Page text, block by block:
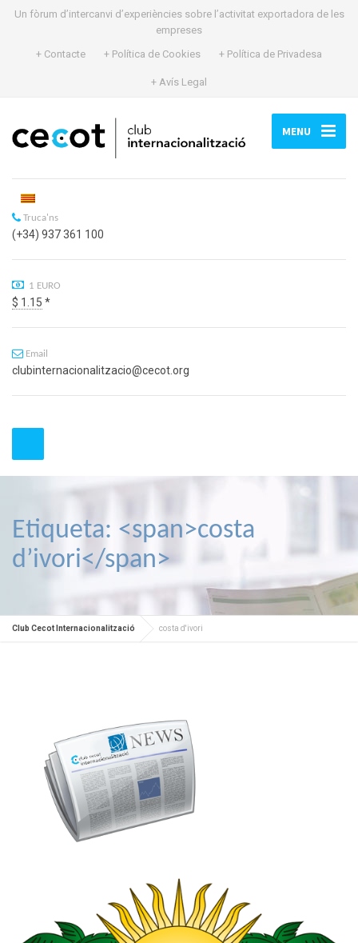
Un fòrum d’intercanvi d’experiències sobre l’activitat exportadora de les
empreses
+ Contacte
+ Política de Cookies + Política de Privadesa
+ Avís Legal
MENU
Truca'ns
(+34) 937 361 100
1 EURO
$ 1.15 *
Email
clubinternacionalitzacio@cecot.org
Etiqueta: <span>costa
d’ivori</span>
Club Cecot Internacionalització costa d'ivori